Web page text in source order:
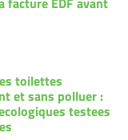
toilettes
et sans polluer :
testees